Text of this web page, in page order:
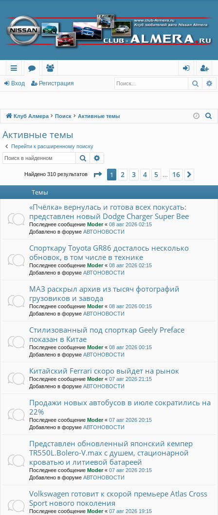
с
лк
о
м
ол
ов
ел
и
ег
тр
Вход Регистрация
Клуб Алмера Поиск Активные темы
Активные темы
Перейти к расширенному поиску
Поиск
Найдено 310 результатов Страница из 16
1 2 3 4 5 16
Темы
«Пчёлка» вернулась и готова всех покусать:
представлен новый Dodge Charger Super Bee
Последнее сообщение Moder« 08 авг 2026 02:15
Добавлено в форуме АВТОНОВОСТИ
Спорткару Toyota GR86 досталось несколько
обновок, в том числе в технике
Последнее сообщение Moder« 08 авг 2026 02:15
Добавлено в форуме АВТОНОВОСТИ
МАЗ раскрыл архив из тысяч фотографий
грузовиков и завода
Последнее сообщение Moder« 08 авг 2026 00:15
Добавлено в форуме АВТОНОВОСТИ
Стилизованный под спорткар Geely Preface
показан в Китае
Последнее сообщение Moder« 08 авг 2026 00:15
Добавлено в форуме АВТОНОВОСТИ
Китайский Ferrari скоро выйдет на рынок
Последнее сообщение Moder« 07 авг 2026 21:15
Добавлено в форуме АВТОНОВОСТИ
Продажи новых автобусов в июле сократились на
22%
Последнее сообщение Moder« 07 авг 2026 20:15
Добавлено в форуме АВТОНОВОСТИ
Представлен обновленный японский кемпер
TR550L.Bolero-V.max с душем, стационарной
кроватью и литиевой батареей
Последнее сообщение Moder« 07 авг 2026 20:15
Добавлено в форуме АВТОНОВОСТИ
Volkswagen готовит к скорой премьере Atlas Cross
Sport нового поколения
Последнее сообщение Moder« 07 авг 2026 19:15